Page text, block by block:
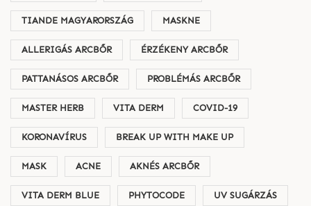
TIANDE MAGYARORSZÁG MASKNE
ALLERIGÁS ARCBŐR ÉRZÉKENY ARCBŐR
PATTANÁSOS ARCBŐR PROBLÉMÁS ARCBŐR
MASTER HERB VITA DERM COVID-19
KORONAVÍRUS BREAK UP WITH MAKE UP
MASK ACNE AKNÉS ARCBŐR
VITA DERM BLUE PHYTOCODE UV SUGÁRZÁS